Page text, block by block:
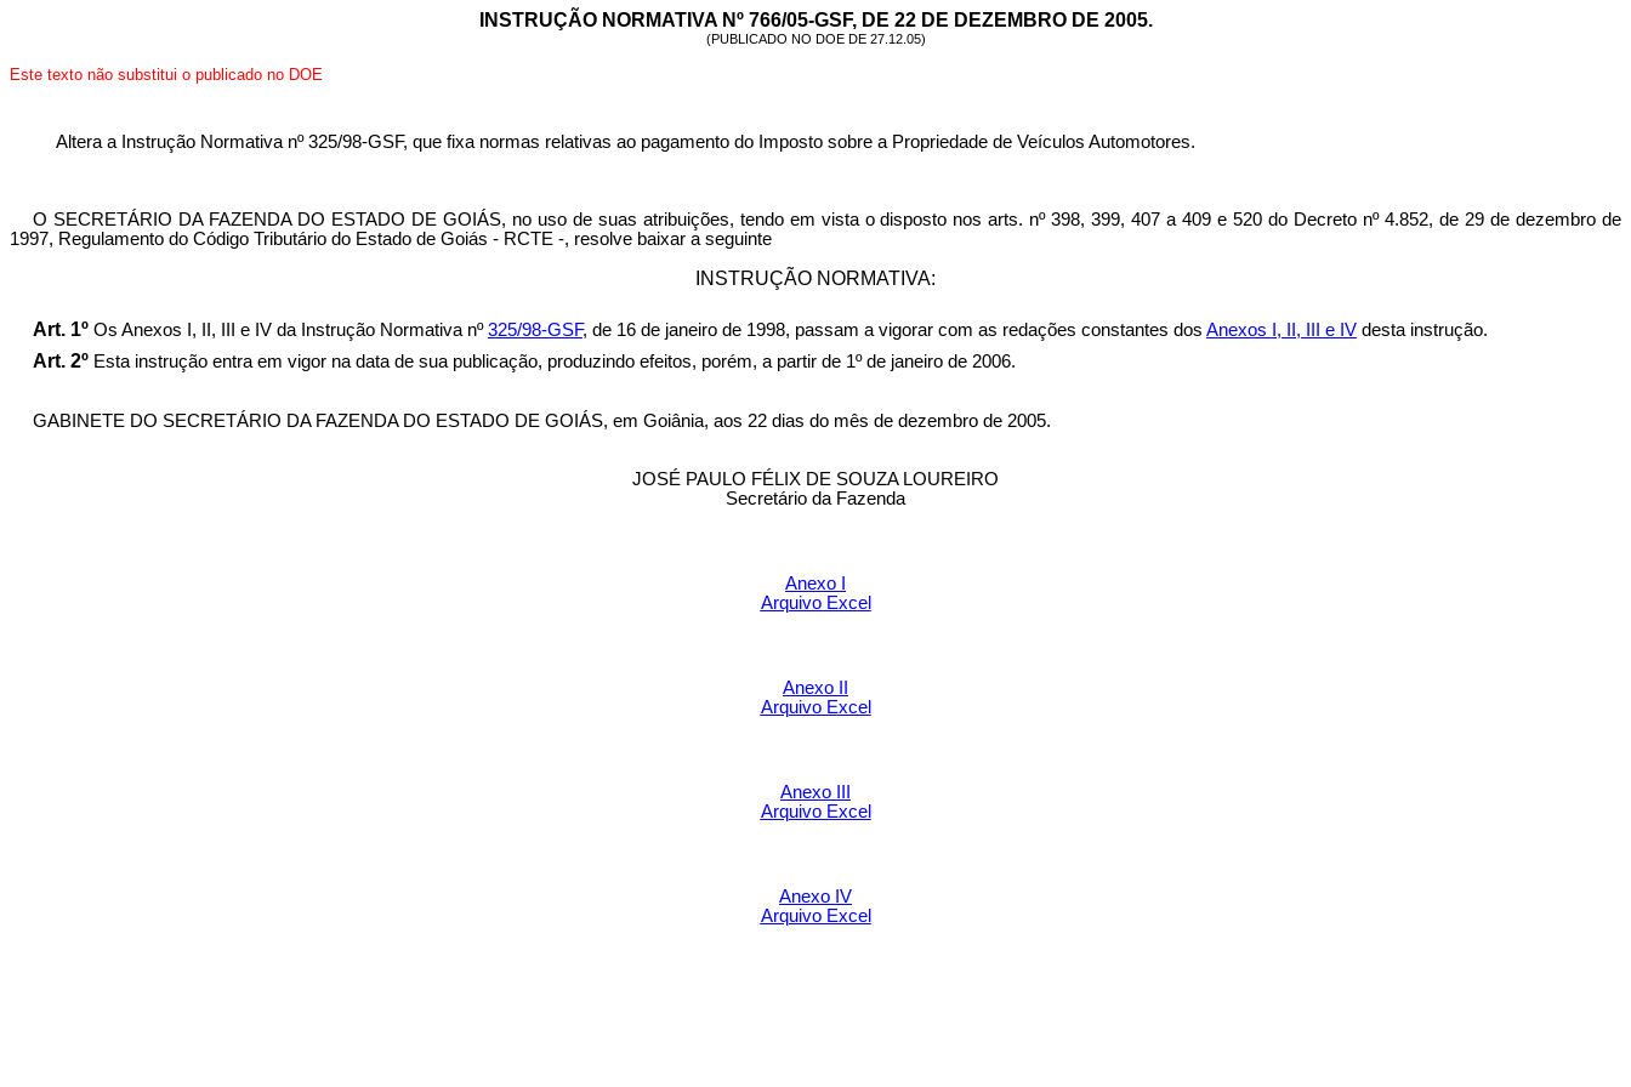
INSTRUÇÃO NORMATIVA Nº 766/05-GSF, DE 22 DE DEZEMBRO DE 2005.
(PUBLICADO NO DOE DE 27.12.05)
Este texto não substitui o publicado no DOE
Altera a Instrução Normativa nº 325/98-GSF, que fixa normas relativas ao pagamento do Imposto sobre a Propriedade de Veículos Automotores.
O SECRETÁRIO DA FAZENDA DO ESTADO DE GOIÁS, no uso de suas atribuições, tendo em vista o disposto nos arts. nº 398, 399, 407 a 409 e 520 do Decreto nº 4.852, de 29 de dezembro de
1997, Regulamento do Código Tributário do Estado de Goiás - RCTE -, resolve baixar a seguinte
INSTRUÇÃO NORMATIVA:
Art. 1ºOs Anexos I, II, III e IV da I nstrução Normativa nº325/98-GSF, de 16 de janeiro de 1998, passam a vigorar com as redações constantes dos Anexos I, II, III e IVdesta instrução.
Art. 2º Esta instrução entra em vigor na data de sua publicação, produzindo efeitos, porém, a partir de 1º de janeiro de 2006.
GABINETE DO SECRETÁRIO DA FAZENDA DO ESTADO DE GOIÁS, em Goiânia, aos 22 dias do mês de dezembro de 2005.
JOSÉ PAULO FÉLIX DE SOUZA LOUREIRO
Secretário da Fazenda
Anexo I
Arquivo Excel
Anexo II
Arquivo Excel
Anexo III
Arquivo Excel
Anexo IV
Arquivo Excel